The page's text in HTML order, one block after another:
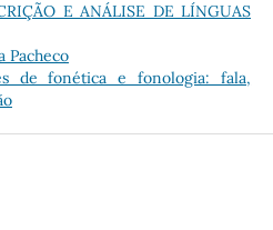
E ANÁLISE DE LÍNGUAS
Pacheco
de fonética e fonologia: fala,